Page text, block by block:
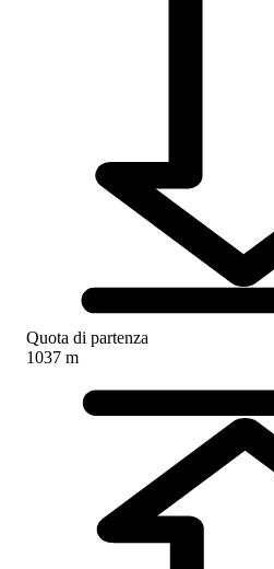
Quota di partenza
1037 m